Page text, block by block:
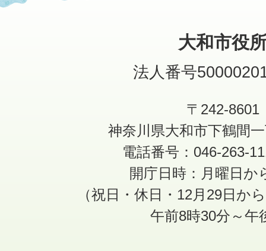
大和市役
法人番号
〒242-8601
神奈川県大和市下鶴間
電話番号：046-263-
開庁日時：月曜日か
（祝日・休日・12月29日か
午前8時30分～午